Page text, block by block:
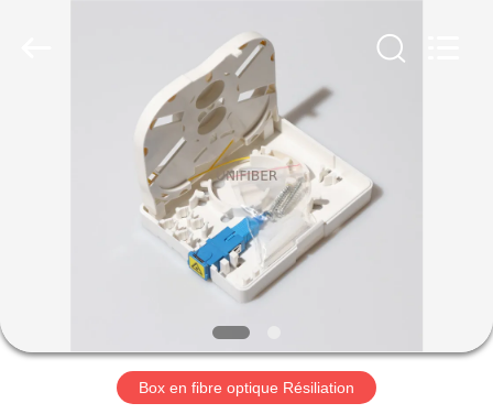
PRODUITS
DE
NOUS
Box en fibre optique Résiliation